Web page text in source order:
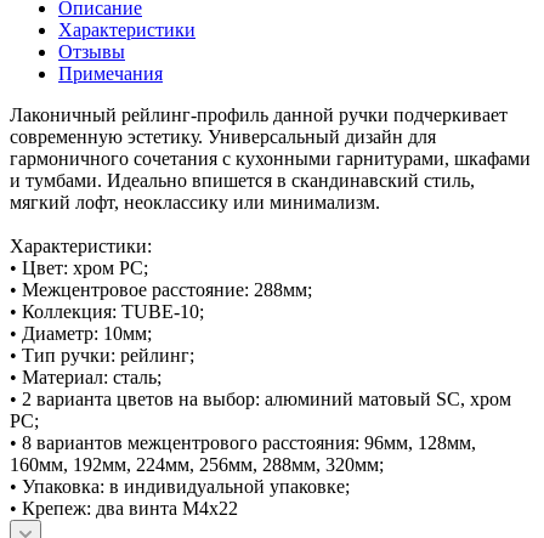
Описание
Характеристики
Отзывы
Примечания
Лаконичный рейлинг-профиль данной ручки подчеркивает
современную эстетику. Универсальный дизайн для
гармоничного сочетания с кухонными гарнитурами, шкафами
и тумбами. Идеально впишется в скандинавский стиль,
мягкий лофт, неоклассику или минимализм.
Характеристики:
• Цвет: хром PC;
• Межцентровое расстояние: 288мм;
• Коллекция: TUBE-10;
• Диаметр: 10мм;
• Тип ручки: рейлинг;
• Материал: сталь;
• 2 варианта цветов на выбор: алюминий матовый SC, хром
PC;
• 8 вариантов межцентрового расстояния: 96мм, 128мм,
160мм, 192мм, 224мм, 256мм, 288мм, 320мм;
• Упаковка: в индивидуальной упаковке;
• Крепеж: два винта М4х22